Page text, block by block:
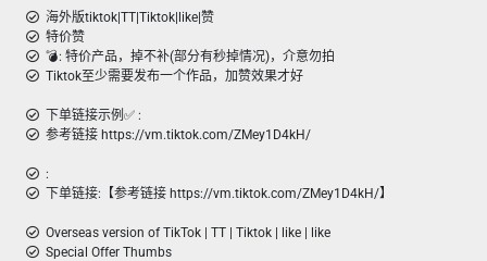
海外版tiktok|TT|Tiktok|like|赞
特价赞
💣︎: 特价产品，掉不补(部分有秒掉情况)，介意勿拍
Tiktok至少需要发布一个作品，加赞效果才好
下单链接示例✅ :
参考链接 https://vm.tiktok.com/ZMey1D4kH/
:
下单链接:【参考链接 https://vm.tiktok.com/ZMey1D4kH/】
Overseas version of TikTok | TT | Tiktok | like | like
Special Offer Thumbs